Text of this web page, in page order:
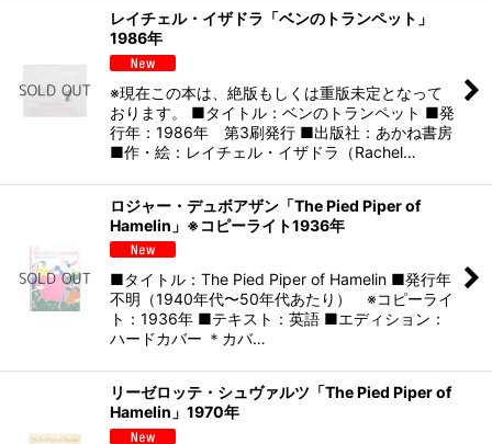
レイチェル・イザドラ「ベンのトランペット」
1986年
※現在この本は、絶版もしくは重版未定となって
おります。 ■タイトル：ベンのトランペット ■発
行年：1986年 第3刷発行 ■出版社：あかね書房
■作・絵：レイチェル・イザドラ（Rachel…
ロジャー・デュボアザン「The Pied Piper of
Hamelin」※コピーライト1936年
■タイトル：The Pied Piper of Hamelin ■発行年
不明（1940年代〜50年代あたり） ※コピーライ
ト：1936年 ■テキスト：英語 ■エディション：
ハードカバー ＊カバ…
リーゼロッテ・シュヴァルツ「The Pied Piper of
Hamelin」1970年